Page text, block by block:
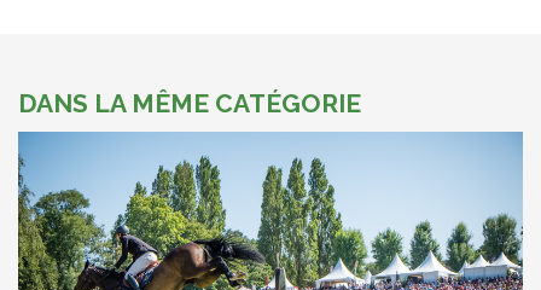
DANS LA MÊME CATÉGORIE